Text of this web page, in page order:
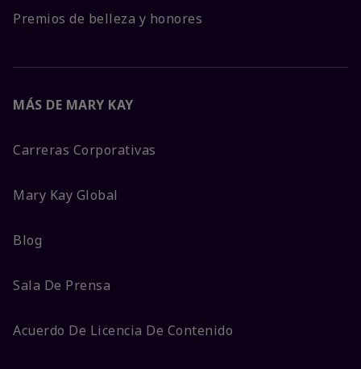
Premios de belleza y honores
MÁS DE MARY KAY
Carreras Corporativas
Mary Kay Global
Blog
Sala De Prensa
Acuerdo De Licencia De Contenido